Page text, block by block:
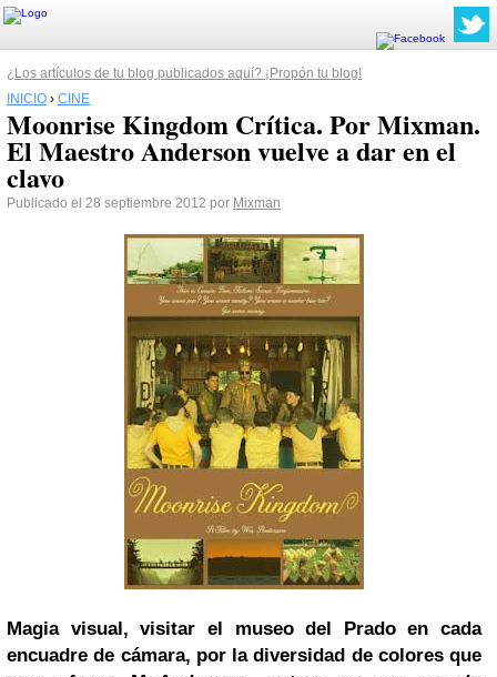
¿Los artículos de tu blog publicados aquí? ¡Propón tu blog!
INICIO › CINE
Moonrise Kingdom Crítica. Por Mixman.
El Maestro Anderson vuelve a dar en el
clavo
Publicado el 28 septiembre 2012 por Mixman
Magia visual, visitar el museo del Pradoen cada
encuadre de cámara, por la diversidad de colores que